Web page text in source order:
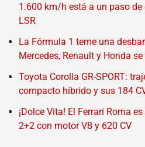
1.600 km/h está a un paso
LSR
La Fórmula 1 teme una
Mercedes, Renault y Honda
Toyota Corolla GR-SPORT:
compacto híbrido y sus 184
¡Dolce Vita! El Ferrari Roma
2+2 con motor V8 y 620 CV